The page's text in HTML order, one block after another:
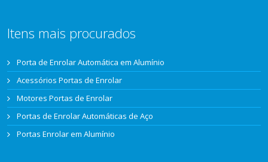
Itens mais procurados
Porta de Enrolar Automática em Alumínio
Acessórios Portas de Enrolar
Motores Portas de Enrolar
Portas de Enrolar Automáticas de Aço
Portas Enrolar em Alumínio